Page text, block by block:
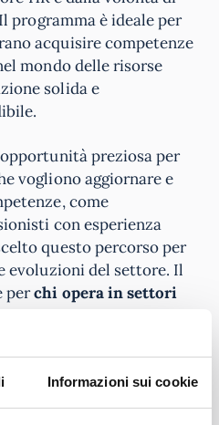
Informazioni sui cookie
programma è ideale per
acquisire competenze
mondo delle risorse
solida e
preziosa per
vogliono aggiornare e
come
con esperienza
questo percorso per
evoluzioni del settore. Il
perchi opera in settori
di
due incontri
alla Persona, che